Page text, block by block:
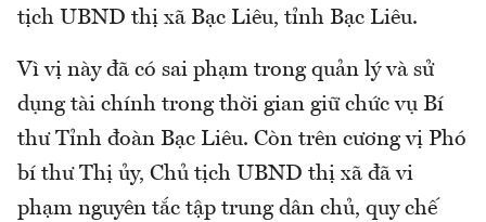
tịch UBND thị xã Bạc Liêu, tỉnh Bạc Liêu.
Vì vị này đã có sai phạm trong quản lý và sử
dụng tài chính trong thời gian giữ chức vụ Bí
thư Tỉnh đoàn Bạc Liêu. Còn trên cương vị Phó
bí thư Thị ủy, Chủ tịch UBND thị xã đã vi
phạm nguyên tắc tập trung dân chủ, quy chế